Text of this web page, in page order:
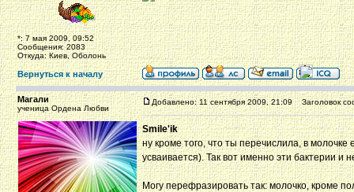
*: 7 мая 2009, 09:52
Сообщения: 2083
Откуда: Киев, Оболонь
Вернуться к началу
Магали
ученица Ордена Любви
Добавлено: 11 сентября 2009, 21:09 Заголовок
Smile'ik
ну кроме того, что ты перечислила, в
усваивается). Так вот именно эти бактерии
Могу перефразировать так: молочко, кроме